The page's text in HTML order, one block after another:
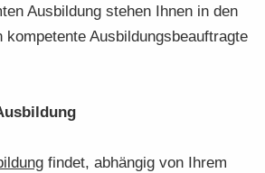
Aus­bil­dung ste­hen Ihnen in den
kom­pe­ten­te Aus­bil­dungs­be­auf­trag­te
fin­det, ab­hän­gig von Ihrem